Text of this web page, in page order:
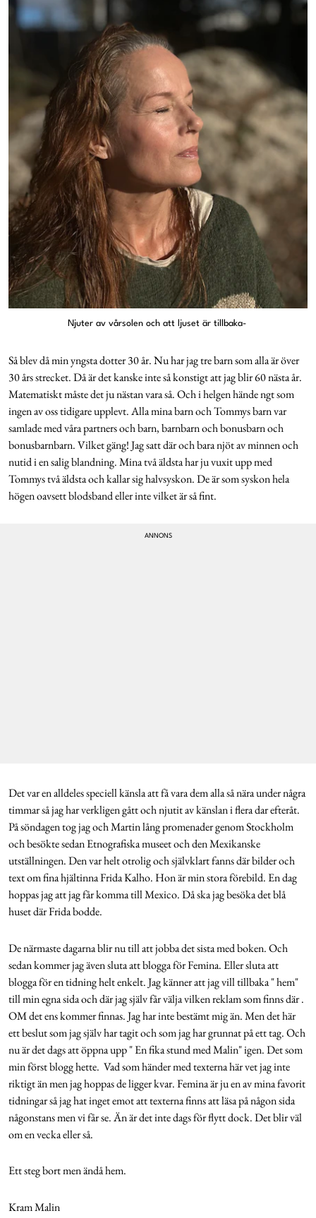
Njuter av vårsolen och att ljuset är tillbaka-
Så blev då min yngsta dotter 30 år. Nu har jag tre barn som alla är över
30 års strecket. Då är det kanske inte så konstigt att jag blir 60 nästa år.
Matematiskt måste det ju nästan vara så. Och i helgen hände ngt som
ingen av oss tidigare upplevt. Alla mina barn och Tommys barn var
samlade med våra partners och barn, barnbarn och bonusbarn och
bonusbarnbarn. Vilket gäng! Jag satt där och bara njöt av minnen och
nutid i en salig blandning. Mina två äldsta har ju vuxit upp med
Tommys två äldsta och kallar sig halvsyskon. De är som syskon hela
högen oavsett blodsband eller inte vilket är så fint.
Det var en alldeles speciell känsla att få vara dem alla så nära under några
timmar så jag har verkligen gått och njutit av känslan i flera dar efteråt.
På söndagen tog jag och Martin lång promenader genom Stockholm
och besökte sedan Etnografiska museet och den Mexikanske
utställningen. Den var helt otrolig och självklart fanns där bilder och
text om fina hjältinna Frida Kalho. Hon är min stora förebild. En dag
hoppas jag att jag får komma till Mexico. Då ska jag besöka det blå
huset där Frida bodde.
De närmaste dagarna blir nu till att jobba det sista med boken. Och
sedan kommer jag även sluta att blogga för Femina. Eller sluta att
blogga för en tidning helt enkelt. Jag känner att jag vill tillbaka " hem"
till min egna sida och där jag själv får välja vilken reklam som finns där .
OM det ens kommer finnas. Jag har inte bestämt mig än. Men det här
ett beslut som jag själv har tagit och som jag har grunnat på ett tag. Och
nu är det dags att öppna upp " En fika stund med Malin" igen. Det som
min först blogg hette. Vad som händer med texterna här vet jag inte
riktigt än men jag hoppas de ligger kvar. Femina är ju en av mina favorit
tidningar så jag hat inget emot att texterna finns att läsa på någon sida
någonstans men vi får se. Än är det inte dags för flytt dock. Det blir väl
om en vecka eller så.
Ett steg bort men ändå hem.
Kram Malin